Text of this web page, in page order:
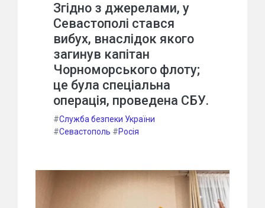
Згідно з джерелами, у
Севастополі стався
вибух, внаслідок якого
загинув капітан
Чорноморського флоту;
це була спеціальна
операція, проведена СБУ.
#Служба безпеки України
#Севастополь #Росія